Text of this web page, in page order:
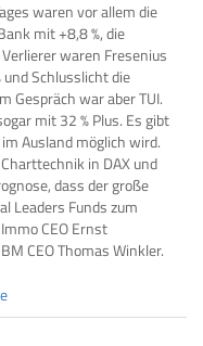
waren vor allem die
mit +8,8 %, die
waren Fresenius
Schlusslicht die
Gespräch war aber TUI.
mit 32 % Plus. Es gibt
Ausland möglich wird.
in DAX und
dass der große
Leaders Funds zum
CEO Ernst
CEO Thomas Winkler.